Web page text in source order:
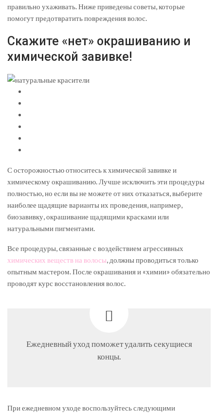
правильно ухаживать. Ниже приведены советы, которые
помогут предотвратить повреждения волос.
Скажите «нет» окрашиванию и
химической завивке!
С осторожностью относитесь к химической завивке и
химическому окрашиванию. Лучше исключить эти процедуры
полностью, но если вы не можете от них отказаться, выберите
наиболее щадящие варианты их проведения, например,
биозавивку, окрашивание щадящими красками или
натуральными пигментами.
Все процедуры, связанные с воздействием агрессивных
химических веществ на волосы, должны проводиться только
опытным мастером. После окрашивания и «химии» обязательно
проводят курс восстановления волос.
Ежедневный уход поможет удалить секущиеся
концы.
При ежедневном уходе воспользуйтесь следующими